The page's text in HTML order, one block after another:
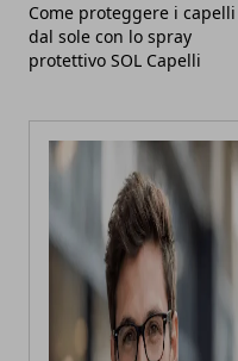
Come proteggere i capelli
dal sole con lo spray
protettivo SOL Capelli